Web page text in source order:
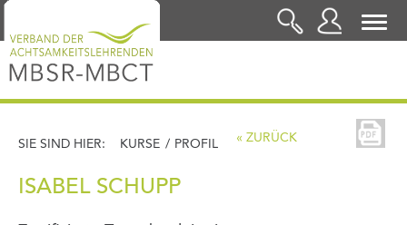
LOGIN
SIE SIND HIER: KURSE / PROFIL « ZURÜCK
ISABEL SCHUPP